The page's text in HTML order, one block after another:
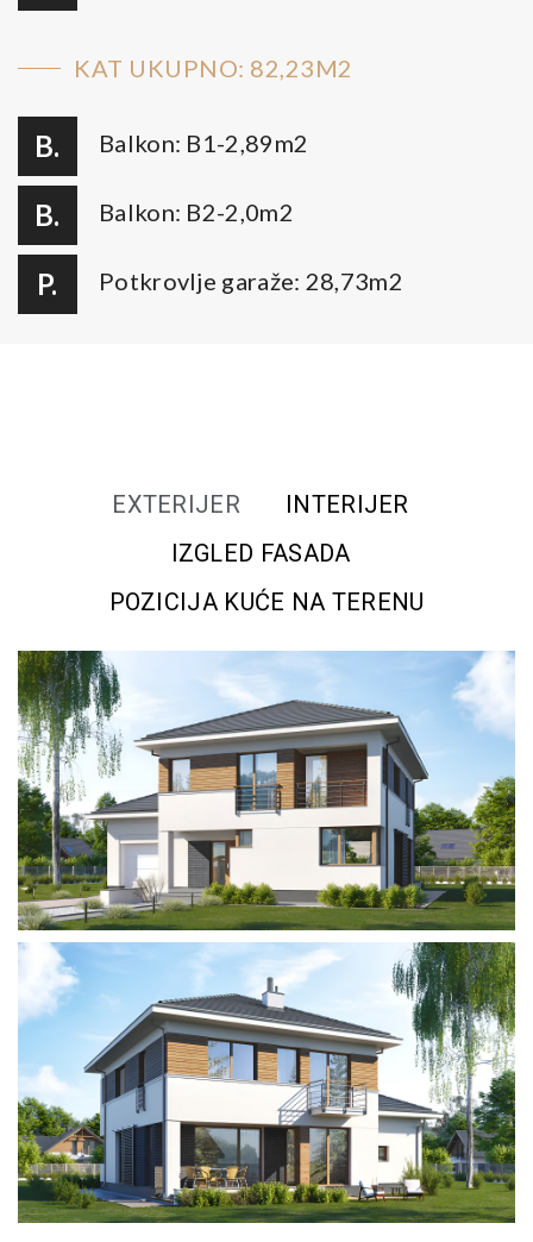
KAT UKUPNO: 82,23M2
B. Balkon: B1-2,89m2
B. Balkon: B2-2,0m2
P. Potkrovlje garaže: 28,73m2
EXTERIJER
INTERIJER
IZGLED FASADA
POZICIJA KUĆE NA TERENU